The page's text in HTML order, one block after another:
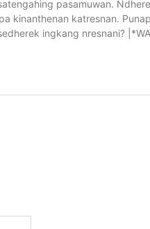
pasamuwan.
kinanthenan katresnan.
ingkang nresnani?